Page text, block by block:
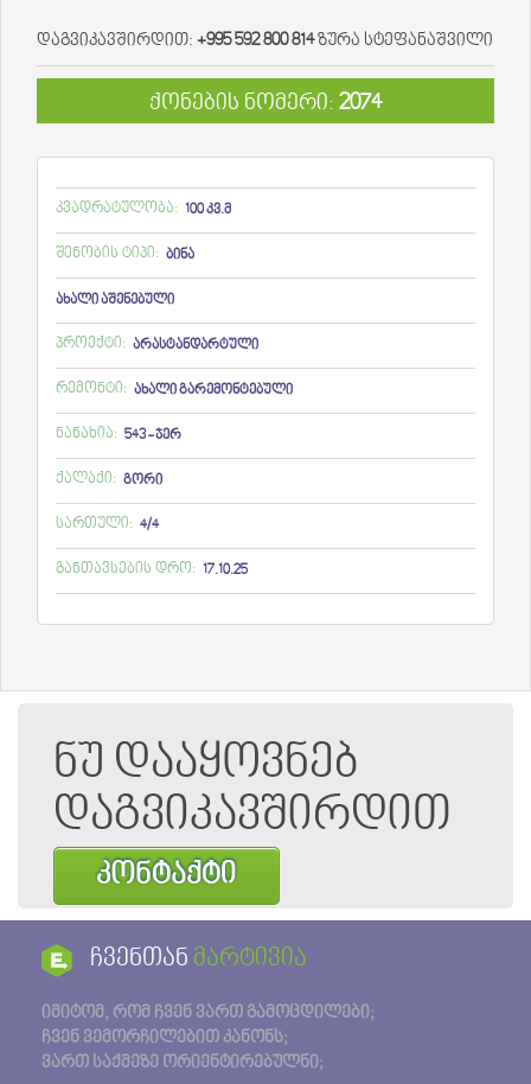
დაგვიკავშირდით: +995 592 800 814ზურა სტეფანაშვილი
ქონების ნომერი: 2074
კვადრატულობა: 100 კვ.მ
შენობის ტიპი: ბინა
ახალი აშენებული
პროექტი: არასტანდარტული
რემონტი: ახალი გარემონტებული
ნანახია: 543 - ჯერ
ქალაქი: გორი
სართული: 4/4
განთავსების დრო: 17.10.25
ნუ დააყოვნებ
დაგვიკავშირდით
კონტაქტი
ჩვენთან მარტივია
იმიტომ, რომ ჩვენ ვართ გამოცდილები;
ჩვენ ვემორჩილებით კანონს;
ვართ საქმეზე ორიენტირებულნი;